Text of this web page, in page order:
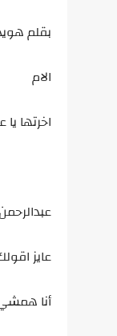
بقلم
الام
اخرتها
عبدالرحمن
عايز
أنا